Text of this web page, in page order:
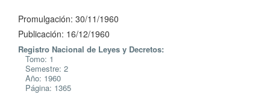
Promulgación: 30/11/1960
Publicación: 16/12/1960
Registro Nacional de Leyes y Decretos:
Tomo: 1
Semestre: 2
Año: 1960
Página: 1365